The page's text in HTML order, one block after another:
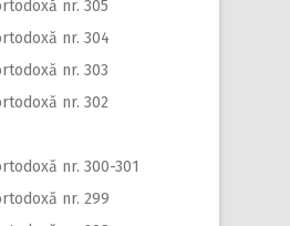
nr. 305
nr. 304
nr. 303
nr. 302
nr. 300-301
nr. 299